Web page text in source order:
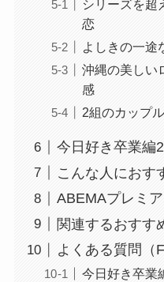
シリーズを超
恋
よしきの一途
沖縄の美しい
感
2組のカップ
今日好き卒業編
こんな人におす
ABEMAプレミ
関連するおすす
よくある質問（
今日好き卒業